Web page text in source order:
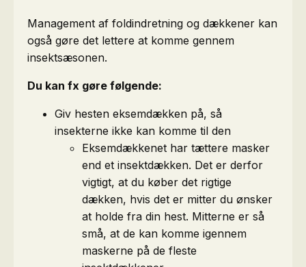
Management af foldindretning og dækkener kan
også gøre det lettere at komme gennem
insektsæsonen.
Du kan fx gøre følgende:
Giv hesten eksemdækken på, så
insekterne ikke kan komme til den
Eksemdækkenet har tættere masker
end et insektdækken. Det er derfor
vigtigt, at du køber det rigtige
dækken, hvis det er mitter du ønsker
at holde fra din hest. Mitterne er så
små, at de kan komme igennem
maskerne på de fleste